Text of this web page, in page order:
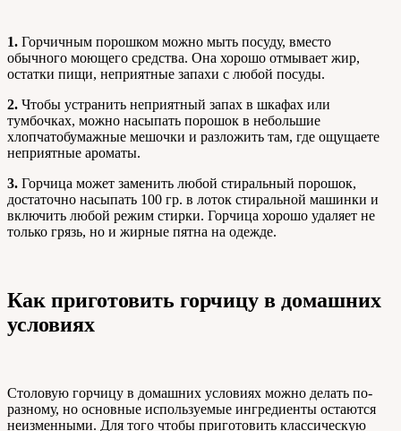
1. Горчичным порошком можно мыть посуду, вместо
обычного моющего средства. Она хорошо отмывает жир,
остатки пищи, неприятные запахи с любой посуды.
2. Чтобы устранить неприятный запах в шкафах или
тумбочках, можно насыпать порошок в небольшие
хлопчатобумажные мешочки и разложить там, где ощущаете
неприятные ароматы.
3. Горчица может заменить любой стиральный порошок,
достаточно насыпать 100 гр. в лоток стиральной машинки и
включить любой режим стирки. Горчица хорошо удаляет не
только грязь, но и жирные пятна на одежде.
Как приготовить горчицу в домашних
условиях
Столовую горчицу в домашних условиях можно делать по-
разному, но основные используемые ингредиенты остаются
неизменными. Для того чтобы приготовить классическую